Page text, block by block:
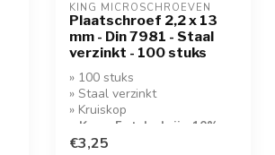
KING MICROSCHROEVEN
Plaatschroef 2,2 x 13
mm - Din 7981 - Staal
verzinkt - 100 stuks
» 100 stuks
» Staal verzinkt
» Kruiskop
» Koop 5 stuks krijg 10%
korting!
€3,25